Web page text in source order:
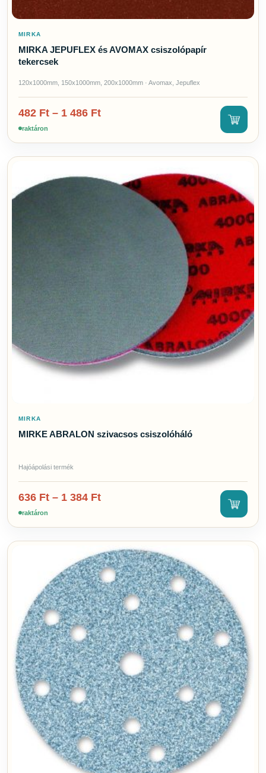
MIRKA
MIRKA JEPUFLEX és AVOMAX csiszolópapír
tekercsek
120x1000mm, 150x1000mm, 200x1000mm · Avomax, Jepuflex
482 Ft – 1 486 Ft
raktáron
MIRKA
MIRKE ABRALON szivacsos csiszolóháló
Hajóápolási termék
636 Ft – 1 384 Ft
raktáron